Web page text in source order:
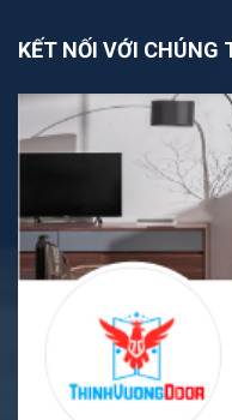
KẾT NỐI VỚI CHÚNG